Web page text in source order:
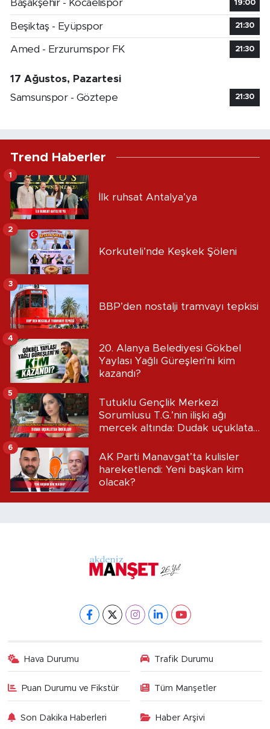
Başakşehir - Kocaelispor
19:00
Beşiktaş - Eyüpspor 21:30
Amed - Erzurumspor FK 21:30
17 Ağustos, Pazartesi
Samsunspor - Göztepe
21:30
Trend Haberler
İlk ruhsat Antalya’ya
1
Korkuteli’nde Keşkek Şöleni
2
BBP’den nostalji tramvayı tepkisi
3
20. Alanya Belediyesi Gökbel
Yaylası Yağlı Güreşleri'ni kim
kazandı?
4
Tutuklu Gençlik Merkezi
Sorumlusu T.G.’nin ilişki ağı
mercek altında: Dudak uçuklatan
5
AK Parti Manavgat’ta kulisler
hareketlendi: Yeni başkan kim
olacak?
6
Hava Durumu Trafik Durumu
Puan Durumu ve Fikstür Tüm Manşetler
Son Dakika Haberleri Haber Arşivi